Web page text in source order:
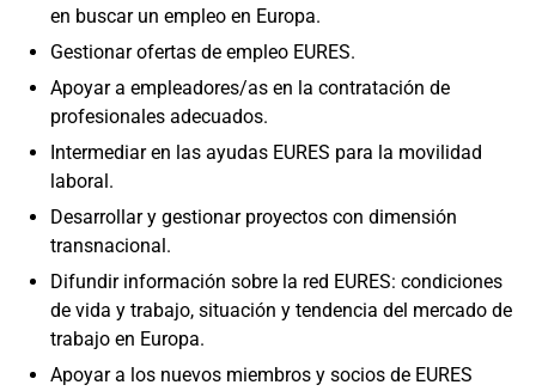
en buscar un empleo en Europa.
Gestionar ofertas de empleo EURES.
Apoyar a empleadores/as en la contratación de
profesionales adecuados.
Intermediar en las ayudas EURES para la movilidad
laboral.
Desarrollar y gestionar proyectos con dimensión
transnacional.
Difundir información sobre la red EURES: condiciones
de vida y trabajo, situación y tendencia del mercado de
trabajo en Europa.
Apoyar a los nuevos miembros y socios de EURES